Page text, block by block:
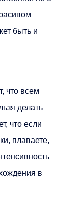
быть и
что всем
делать
что если
плаваете,
в